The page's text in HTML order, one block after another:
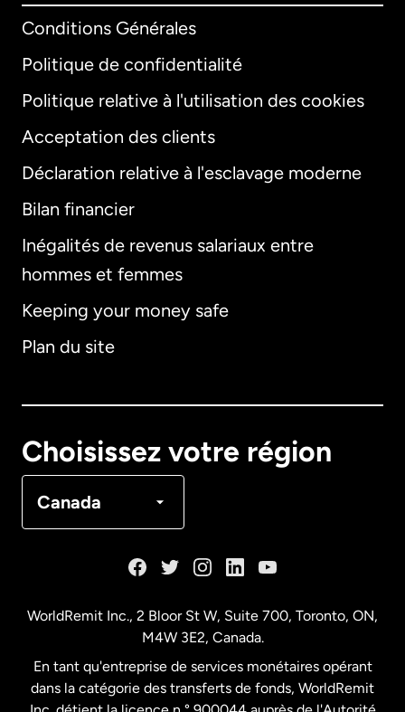
Conditions Générales
Politique de confidentialité
Politique relative à l'utilisation des cookies
Acceptation des clients
Déclaration relative à l'esclavage moderne
Bilan financier
Inégalités de revenus salariaux entre
hommes et femmes
Keeping your money safe
Plan du site
Choisissez votre région
Canada
International
Allemagne
Français
WorldRemit Inc., 2 Bloor St W, Suite 700, Toronto, ON,
M4W 3E2, Canada.
En tant qu'entreprise de services monétaires opérant
dans la catégorie des transferts de fonds, WorldRemit